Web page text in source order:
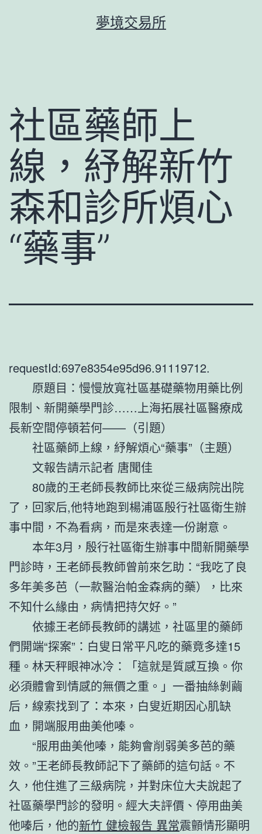
夢境交易所
社區藥師上
線，紓解新竹
森和診所煩心
“藥事”
requestId:697e8354e95d96.91119712.
原題目：慢慢放寬社區基礎藥物用藥比例
限制、新開藥學門診……上海拓展社區醫療成
長新空間停頓若何——（引題）
社區藥師上線，紓解煩心“藥事”（主題）
文報告請示記者 唐聞佳
80歲的王老師長教師比來從三級病院出院
了，回家后,他特地跑到楊浦區殷行社區衛生辦
事中間，不為看病，而是來表達一份謝意。
本年3月，殷行社區衛生辦事中間新開藥學
門診時，王老師長教師曾前來乞助：“我吃了良
多年美多芭（一款醫治帕金森病的藥），比來
不知什么緣由，病情把持欠好。”
依據王老師長教師的講述，社區里的藥師
們開端“探案”：白叟日常平凡吃的藥竟多達15
種。林天秤眼神冰冷：「這就是質感互換。你
必須體會到情感的無價之重。」一番抽絲剝繭
后，線索找到了：本來，白叟近期因心肌缺
血，開端服用曲美他嗪。
“服用曲美他嗪，能夠會削弱美多芭的藥
效。”王老師長教師記下了藥師的這句話。不
久，他住進了三級病院，并對床位大夫說起了
社區藥學門診的發明。經大夫評價、停用曲美
他嗪后，他的新竹 健檢報告 異常震顫情形顯明